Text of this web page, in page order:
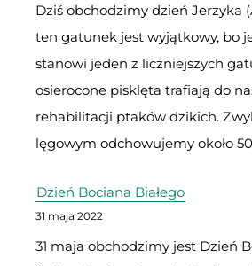
Dziś obchodzimy dzień Jerzyka
ten gatunek jest wyjątkowy, bo
stanowi jeden z liczniejszych
osierocone pisklęta trafiają do
rehabilitacji ptaków dzikich.
lęgowym odchowujemy około
Dzień Bociana Białego
31 maja 2022
31 maja obchodzimy jest Dzień